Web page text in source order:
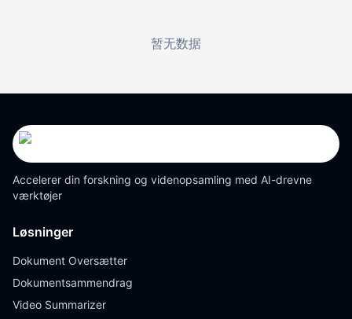
暂无数据
Accelerer din forskning og videnopsamling med AI-drevne
værktøjer
Løsninger
Dokument Oversætter
Dokumentsammendrag
Video Summarizer